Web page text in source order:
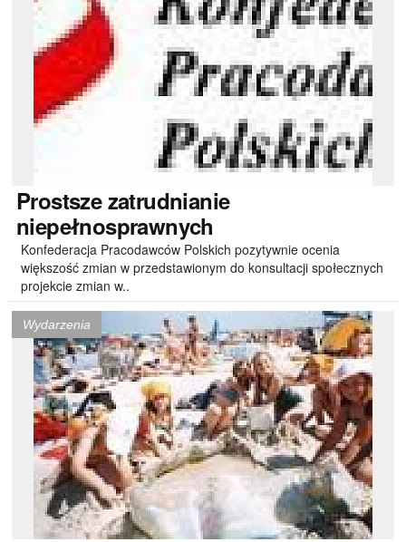
Prostszezatrudnianie
niepełnosprawnych
Konfederacja Pracodawców Polskich pozytywnie ocenia
większość zmian w przedstawionym do konsultacji społecznych
projekcie zmian w..
Wydarzenia